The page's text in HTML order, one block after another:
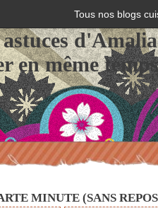
Tous nos blogs
en même
MINUTE (SANS